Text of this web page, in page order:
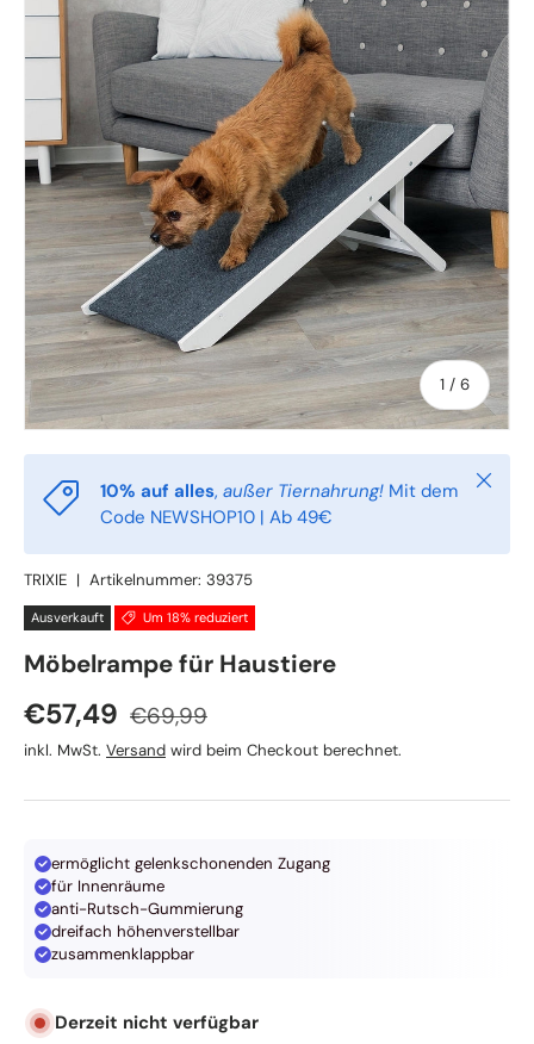
1 / von
6
10% auf alles, außer Tiernahrung! Mit dem
Code NEWSHOP10 | Ab 49€
TRIXIE | Artikelnummer: 39375
Ausverkauft Um 18% reduziert
TRIXIE
Möbelrampe für Haustiere
Verkaufspreis
€57,49 Normaler Preis
€69,99
inkl. MwSt. Versand wird beim Checkout berechnet.
ermöglicht gelenkschonenden Zugang
für Innenräume
anti-Rutsch-Gummierung
dreifach höhenverstellbar
zusammenklappbar
Derzeit nicht verfügbar